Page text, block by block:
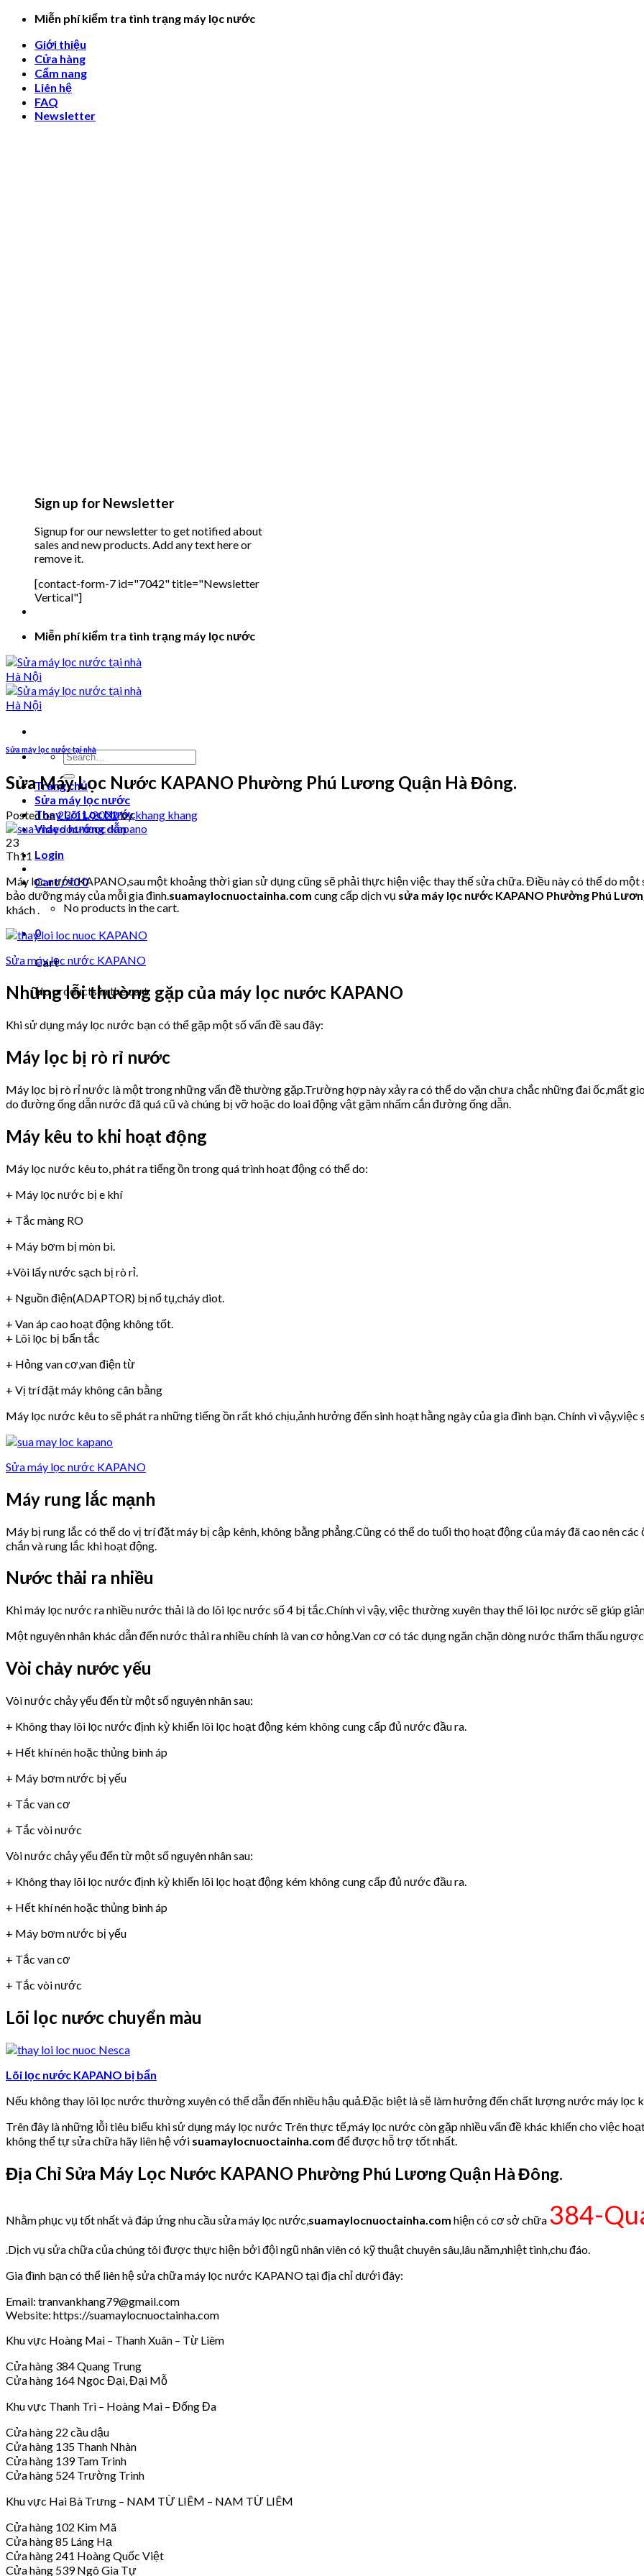
Skip
content
Miễn phí kiểm tra tình trạng máy lọc nước
Giới thiệu
Cửa hàng
Cẩm nang
Liên hệ
FAQ
Newsletter
Sign up for Newsletter
Signup for our newsletter to get notified about
sales and new products. Add any text here or
remove it.
[contact-form-7 id="7042" title="Newsletter
Vertical"]
Miễn phí kiểm tra tình trạng máy lọc nước
Search
for:
Trang chủ
Sửa máy lọc nước
Thay Lõi Lọc Nước
Video hướng dẫn
Login
Cart /₫00
No products in the cart.
0
Cart
No products in the cart.
Sửa máy lọc nước tại nhà
Sửa Máy Lọc Nước KAPANO Phường Phú Lương Quận Hà Đông.
Posted on23/11/2022bykhang khang
23
Th11
Máy lọc nước KAPANO,sau một khoảng thời gian sử dụng cũng sẽ phải thực hiện việc thay thế sửa chữa. Điều này có thể do
bảo dưỡng máy của mỗi gia đình.suamaylocnuoctainha.com cung cấp dịch vụ sửa máy lọc nước KAPANO Phường Phú
khách .
Sửa máy lọc nước KAPANO
Những lỗi thường gặp của máy lọc nước KAPANO
Khi sử dụng máy lọc nước bạn có thể gặp một số vấn đề sau đây:
Máy lọc bị rò rỉ nước
Máy lọc bị rò rỉ nước là một trong những vấn đề thường gặp.Trường hợp này xảy ra có thể do vặn chưa chắc những đai ốc,mất
do đường ống dẫn nước đã quá cũ và chúng bị vỡ hoặc do loai động vật gặm nhấm cắn đường ống dẫn.
Máy kêu to khi hoạt động
Máy lọc nước kêu to, phát ra tiếng ồn trong quá trình hoạt động có thể do:
+ Máy lọc nước bị e khí
+ Tắc màng RO
+ Máy bơm bị mòn bi.
+Vòi lấy nước sạch bị rò rỉ.
+ Nguồn điện(ADAPTOR) bị nổ tụ,cháy diot.
+ Van áp cao hoạt động không tốt.
+ Lõi lọc bị bẩn tắc
+ Hỏng van cơ,van điện từ
+ Vị trí đặt máy không cân bằng
Máy lọc nước kêu to sẽ phát ra những tiếng ồn rất khó chịu,ảnh hưởng đến sinh hoạt hằng ngày của gia đình bạn. Chính vì
Sửa máy lọc nước KAPANO
Máy rung lắc mạnh
Máy bị rung lắc có thể do vị trí đặt máy bị cập kênh, không bằng phẳng.Cũng có thể do tuổi thọ hoạt động của máy đã cao nên
chắn và rung lắc khi hoạt động.
Nước thải ra nhiều
Khi máy lọc nước ra nhiều nước thải là do lõi lọc nước số 4 bị tắc.Chính vì vậy, việc thường xuyên thay thế lõi lọc nước sẽ giúp
Một nguyên nhân khác dẫn đến nước thải ra nhiều chính là van cơ hỏng.Van cơ có tác dụng ngăn chặn dòng nước thẩm thấu
Vòi chảy nước yếu
Vòi nước chảy yếu đến từ một số nguyên nhân sau:
+ Không thay lõi lọc nước định kỳ khiến lõi lọc hoạt động kém không cung cấp đủ nước đầu ra.
+ Hết khí nén hoặc thủng bình áp
+ Máy bơm nước bị yếu
+ Tắc van cơ
+ Tắc vòi nước
Vòi nước chảy yếu đến từ một số nguyên nhân sau:
+ Không thay lõi lọc nước định kỳ khiến lõi lọc hoạt động kém không cung cấp đủ nước đầu ra.
+ Hết khí nén hoặc thủng bình áp
+ Máy bơm nước bị yếu
+ Tắc van cơ
+ Tắc vòi nước
Lõi lọc nước chuyển màu
Lõi lọc nước KAPANO bị bẩn
Nếu không thay lõi lọc nước thường xuyên có thể dẫn đến nhiều hậu quả.Đặc biệt là sẽ làm hưởng đến chất lượng nước máy lọc
Trên đây là những lỗi tiêu biểu khi sử dụng máy lọc nước Trên thực tế,máy lọc nước còn gặp nhiều vấn đề khác khiến cho việc
không thể tự sửa chữa hãy liên hệ với suamaylocnuoctainha.com để được hỗ trợ tốt nhất.
Địa Chỉ Sửa Máy Lọc Nước KAPANO Phường Phú Lương Quận Hà Đông.
Nhằm phục vụ tốt nhất và đáp ứng nhu cầu sửa máy lọc nước, suamaylocnuoctainha.com hiện có cơ sở chữa 384-
.Dịch vụ sửa chữa của chúng tôi được thực hiện bởi đội ngũ nhân viên có kỹ thuật chuyên sâu,lâu năm,nhiệt tình,chu đáo.
Gia đình bạn có thể liên hệ sửa chữa máy lọc nước KAPANO tại địa chỉ dưới đây:
Email: tranvankhang79@gmail.com
Website: https://suamaylocnuoctainha.com
Khu vực Hoàng Mai – Thanh Xuân – Từ Liêm
Cửa hàng 384 Quang Trung
Cửa hàng 164 Ngọc Đại, Đại Mỗ
Khu vực Thanh Trì – Hoàng Mai – Đống Đa
Cửa hàng 22 cầu dậu
Cửa hàng 135 Thanh Nhàn
Cửa hàng 139 Tam Trinh
Cửa hàng 524 Trường Trinh
Khu vực Hai Bà Trưng – NAM TỪ LIÊM – NAM TỪ LIÊM
Cửa hàng 102 Kim Mã
Cửa hàng 85 Láng Hạ
Cửa hàng 241 Hoàng Quốc Việt
Cửa hàng 539 Ngô Gia Tự